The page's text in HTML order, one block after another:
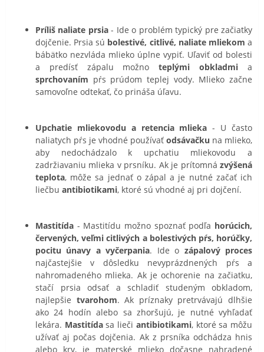
Príliš naliate prsia- Ide o problém typický pre začiatky
dojčenie. Prsia sú bolestivé, citlivé, naliate mliekom a
bábätko nezvláda mlieko úplne vypiť. Uľaviť od bolesti
a predísť zápalu možnoteplými obkladmi a
sprchovaním pŕs prúdom teplej vody. Mlieko začne
samovoľne odtekať, čo prináša úľavu.
Upchatie mliekovodu a retencia mlieka- U často
naliatych pŕs je vhodné používať odsávačku na mlieko,
aby nedochádzalo k upchatiu mliekovodu a
zadržiavaniu mlieka v prsníku. Ak je prítomná zvýšená
teplota, môže sa jednať o zápal a je nutné začať ich
liečbu antibiotikami, ktoré sú vhodné aj pri dojčení.
Mastitída - Mastitídu možno spoznať podľa horúcich,
červených, veľmi citlivých a bolestivých pŕs, horúčky,
pocitu únavy a vyčerpania. Ide o zápalový proces
najčastejšie v dôsledku nevyprázdnených pŕs a
nahromadeného mlieka. Ak je ochorenie na začiatku,
stačí prsia odsať a schladiť studeným obkladom,
najlepšie tvarohom. Ak príznaky pretrvávajú dlhšie
ako 24 hodín alebo sa zhoršujú, je nutné vyhľadať
lekára. Mastitídasa lieči antibiotikami, ktoré sa môžu
užívať aj počas dojčenia. Ak z prsníka odchádza hnis
alebo krv, je materské mlieko dočasne nahradené